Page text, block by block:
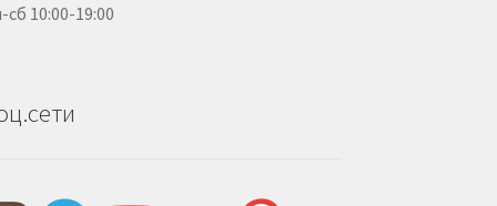
сб 10:00-19:00